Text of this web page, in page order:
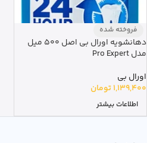
فروخته شده
دهانشویه اورال بی اصل 500 میل
مدل Pro Expert
اورال بی
1,139,400تومان
اطلاعات بیشتر